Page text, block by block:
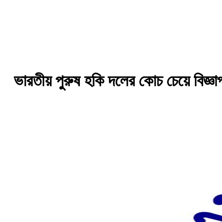
ভারতীয় পুরুষ হকি দলের কোচ চেয়ে